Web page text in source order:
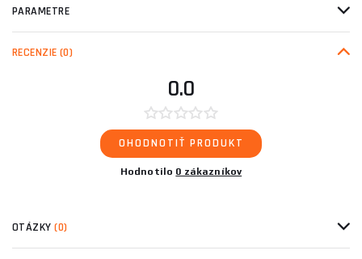
PARAMETRE
RECENZIE (0)
0.0
OHODNOTIŤ PRODUKT
Hodnotilo 0 zákazníkov
OTÁZKY(0)